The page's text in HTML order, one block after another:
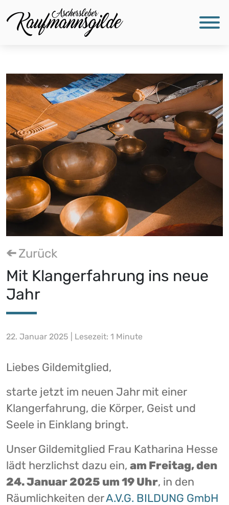
Zurück
Mit Klangerfahrung ins neue
Jahr
22. Januar 2025 | Lesezeit: 1 Minute
Liebes Gildemitglied,
starte jetzt im neuen Jahr mit einer
Klangerfahrung, die Körper, Geist und
Seele in Einklang bringt.
Unser Gildemitglied Frau Katharina Hesse
lädt herzlichst dazu ein, am Freitag, den
24. Januar 2025 um 19 Uhr, in den
Räumlichkeiten derA.V.G. BILDUNG GmbH